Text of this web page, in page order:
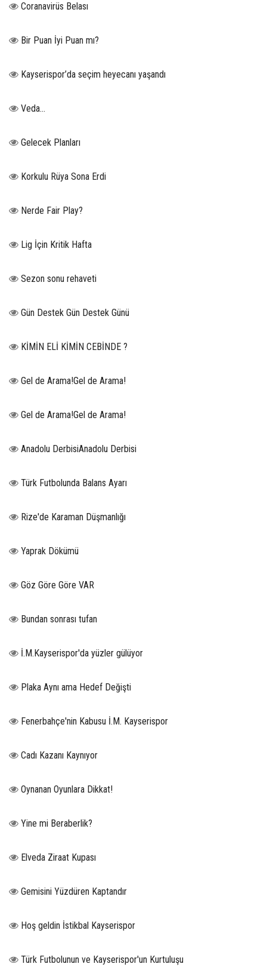
Coranavirüs Belası
Bir Puan İyi Puan mı?
Kayserispor’da seçim heyecanı yaşandı
Veda…
Gelecek Planları
Korkulu Rüya Sona Erdi
Nerde Fair Play?
Lig İçin Kritik Hafta
Sezon sonu rehaveti
Gün Destek Gün Destek Günü
KİMİN ELİ KİMİN CEBİNDE ?
Gel de Arama!Gel de Arama!
Gel de Arama!Gel de Arama!
Anadolu DerbisiAnadolu Derbisi
Türk Futbolunda Balans Ayarı
Rize'de Karaman Düşmanlığı
Yaprak Dökümü
Göz Göre Göre VAR
Bundan sonrası tufan
İ.M.Kayserispor'da yüzler gülüyor
Plaka Aynı ama Hedef Değişti
Fenerbahçe'nin Kabusu İ.M. Kayserispor
Cadı Kazanı Kaynıyor
Oynanan Oyunlara Dikkat!
Yine mi Beraberlik?
Elveda Ziraat Kupası
Gemisini Yüzdüren Kaptandır
Hoş geldin İstikbal Kayserispor
Türk Futbolunun ve Kayserispor'un Kurtuluşu